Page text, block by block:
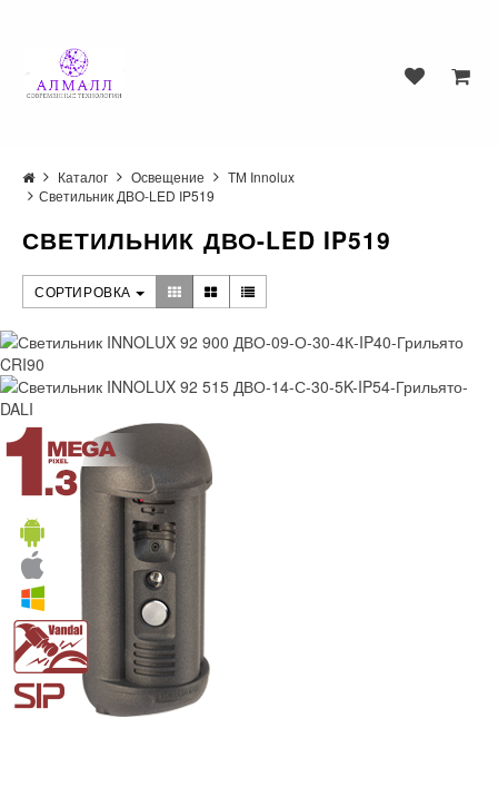
Каталог Освещение
ТМ Innolux
Светильник ДВО-LED IP519
СВЕТИЛЬНИК ДВО-LED IP519
СОРТИРОВКА